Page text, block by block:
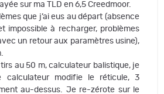
sur ma TLD en 6,5 Creedmoor.
que j’ai eus au départ (absence
impossible à recharger, problèmes
un retour aux paramètres usine),
au 50 m, calculateur balistique, je
calculateur modifie le réticule, 3
au-dessus. Je re-zérote sur le